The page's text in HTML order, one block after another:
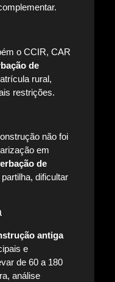
o CCIR, CAR
de
rural,
restrições.
não foi
em
de
dificultar
antiga
e
de 60 a 180
análise